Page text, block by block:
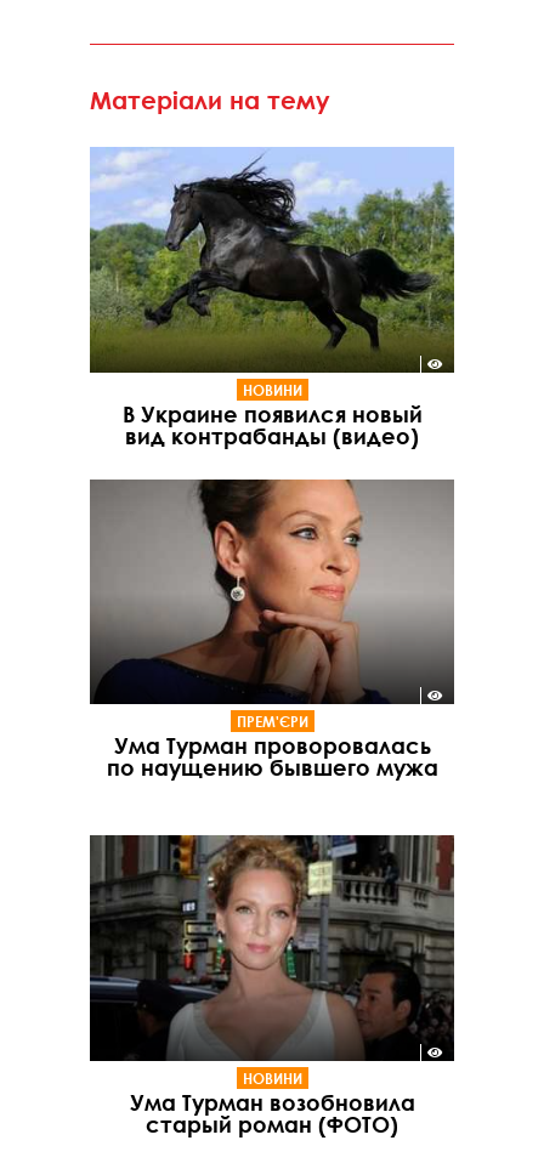
Матеріали на тему
НОВИНИ
В Украине появился новый
вид контрабанды (видео)
ПРЕМ'ЄРИ
Ума Турман проворовалась
по наущению бывшего мужа
НОВИНИ
Ума Турман возобновила
старый роман (ФОТО)